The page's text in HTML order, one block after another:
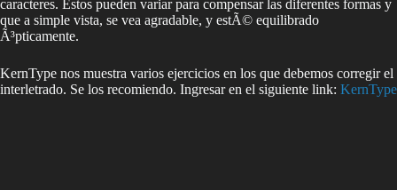
caracteres. Estos pueden variar para compensar las diferentes formas y
que a simple vista, se vea agradable, y estÃ© equilibrado
Ã³pticamente.
KernType nos muestra varios ejercicios en los que debemos corregir el
interletrado. Se los recomiendo. Ingresar en el siguiente link: KernType